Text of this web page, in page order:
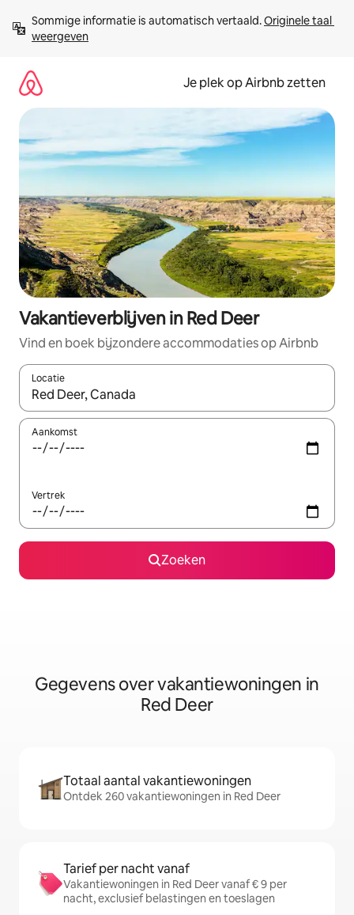
direct
naar
Sommige informatie is automatisch vertaald. Originele taal
weergeven
Je plek op Airbnb zetten
Vakantieverblijven in Red Deer
Vind en boek bijzondere accommodaties op Airbnb
Locatie
Wanneer er resultaten beschikbaar zijn, maak je een keuze
Aankomst
Vertrek
Zoeken
Gegevens over vakantiewoningen in
Red Deer
Totaal aantal vakantiewoningen
Ontdek 260 vakantiewoningen in Red Deer
Tarief per nacht vanaf
Vakantiewoningen in Red Deer vanaf € 9 per
nacht, exclusief belastingen en toeslagen